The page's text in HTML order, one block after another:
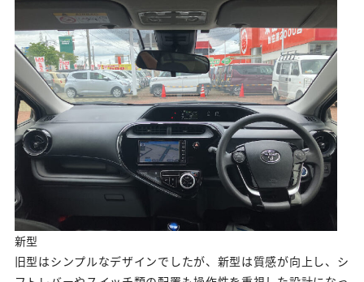
新型
旧型はシンプルなデザインでしたが、新型は質感が向上し、シ